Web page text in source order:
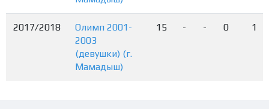
2017/2018
Олимп 2001-
2003
(девушки) (г.
Мамадыш)
15 - - 0 1